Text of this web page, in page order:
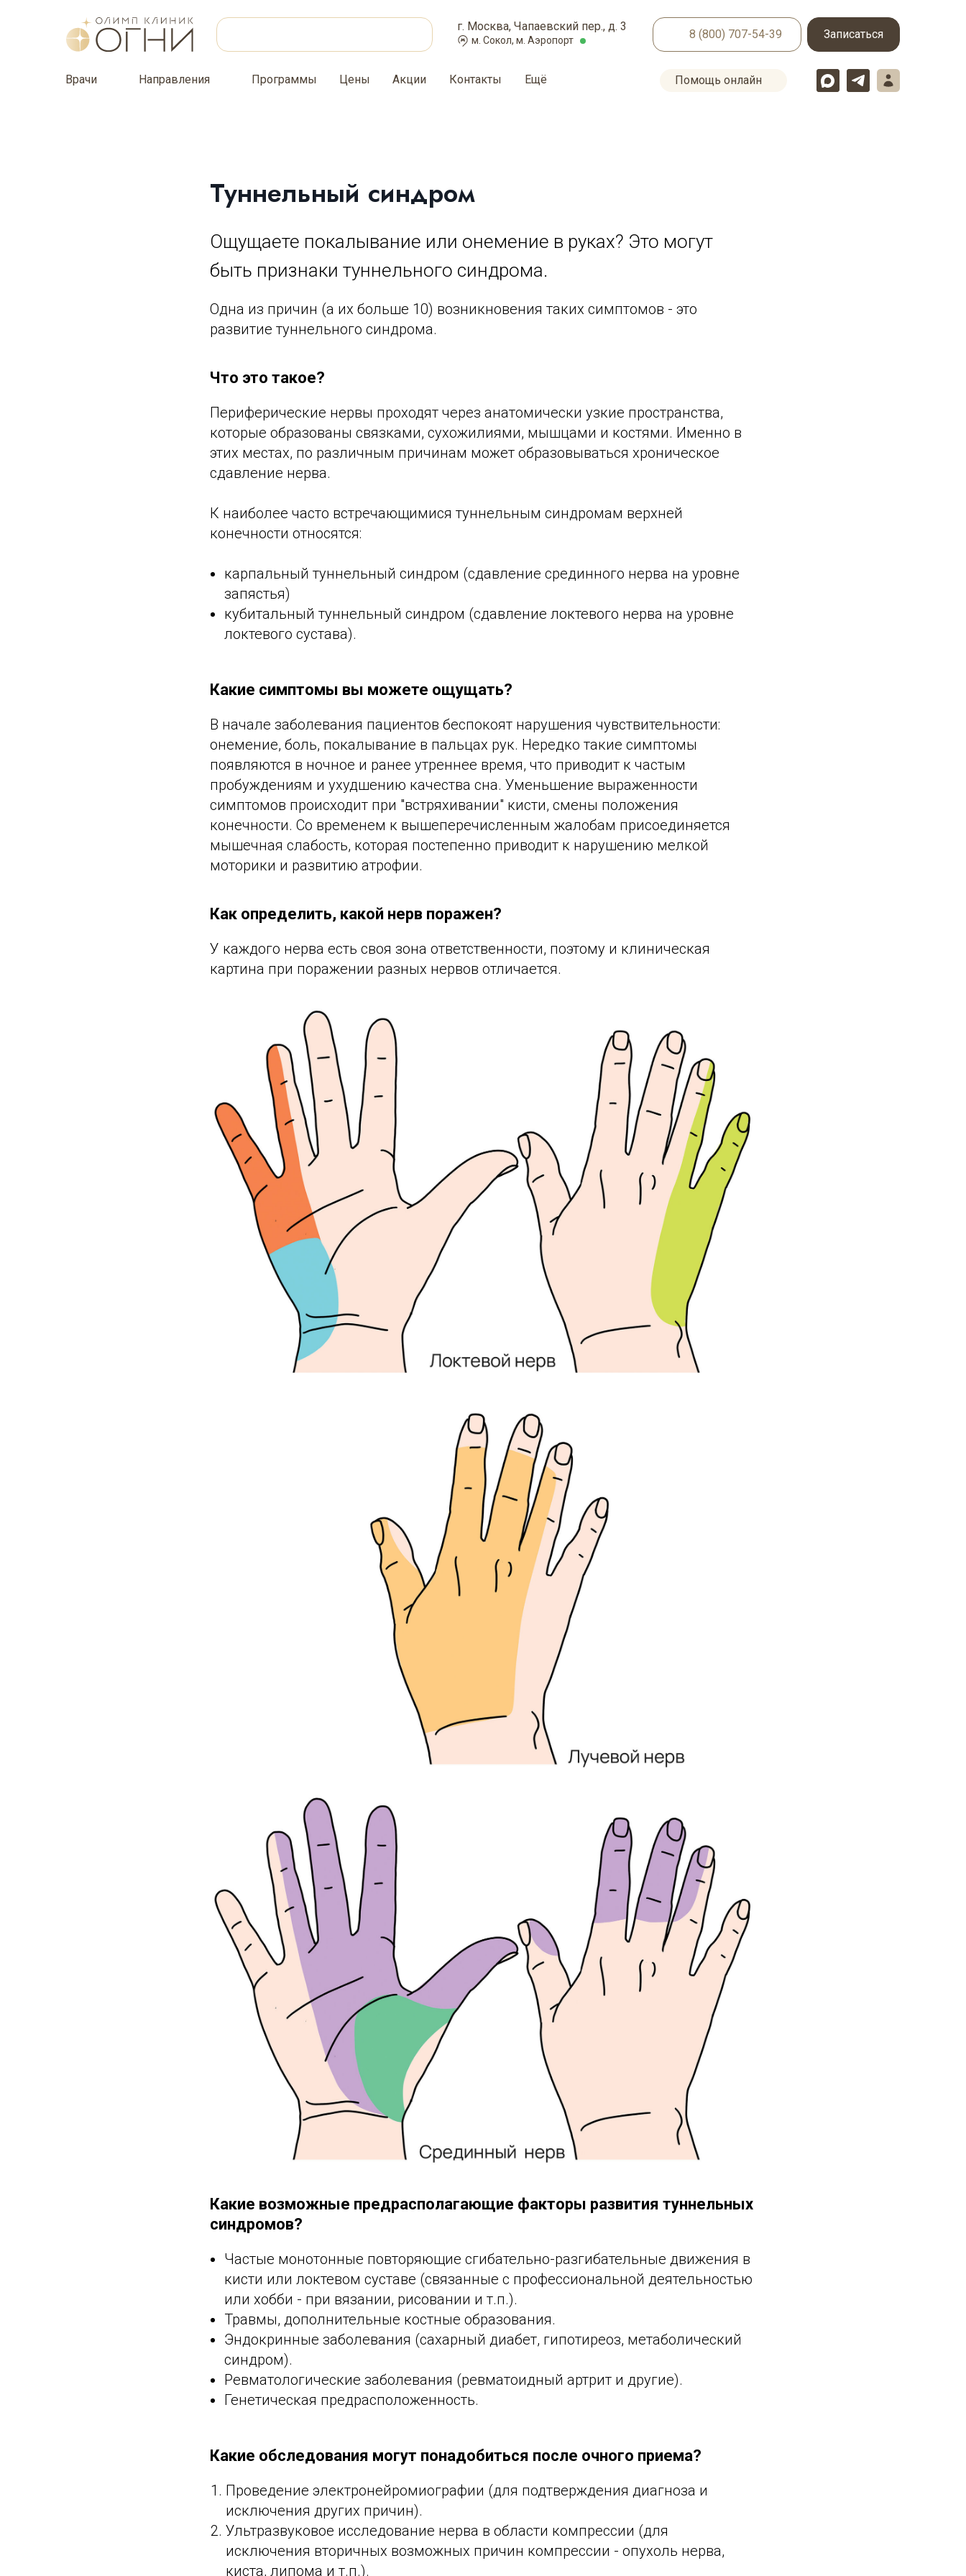
Записаться
8 (800) 707-54-39
Ещё
Контакты
Акции
Цены
Программы
Направления
Врачи Помощь онлайн
м. Сокол, м. Аэропорт
г. Москва, Чапаевский пер., д. 3
Туннельный синдром
Ощущаете покалывание или онемение в руках? Это могут
быть признаки туннельного синдрома.
Одна из причин (а их больше 10) возникновения таких симптомов - это
развитие туннельного синдрома.
Что это такое?
Периферические нервы проходят через анатомически узкие пространства,
которые образованы связками, сухожилиями, мышцами и костями. Именно в
этих местах, по различным причинам может образовываться хроническое
сдавление нерва.
К наиболее часто встречающимися туннельным синдромам верхней
конечности относятся:
карпальный туннельный синдром (сдавление срединного нерва на уровне
запястья)
кубитальный туннельный синдром (сдавление локтевого нерва на уровне
локтевого сустава).
Какие симптомы вы можете ощущать?
В начале заболевания пациентов беспокоят нарушения чувствительности:
онемение, боль, покалывание в пальцах рук. Нередко такие симптомы
появляются в ночное и ранее утреннее время, что приводит к частым
пробуждениям и ухудшению качества сна. Уменьшение выраженности
симптомов происходит при "встряхивании" кисти, смены положения
конечности. Со временем к вышеперечисленным жалобам присоединяется
мышечная слабость, которая постепенно приводит к нарушению мелкой
моторики и развитию атрофии.
Как определить, какой нерв поражен?
У каждого нерва есть своя зона ответственности, поэтому и клиническая
картина при поражении разных нервов отличается.
Какие возможные предрасполагающие факторы развития туннельных
синдромов?
Частые монотонные повторяющие сгибательно-разгибательные движения в
кисти или локтевом суставе (связанные с профессиональной деятельностью
или хобби - при вязании, рисовании и т.п.).
Травмы, дополнительные костные образования.
Эндокринные заболевания (сахарный диабет, гипотиреоз, метаболический
синдром).
Ревматологические заболевания (ревматоидный артрит и другие).
Генетическая предрасположенность.
Какие обследования могут понадобиться после очного приема?
Проведение электронейромиографии (для подтверждения диагноза и
исключения других причин).
Ультразвуковое исследование нерва в области компрессии (для
исключения вторичных возможных причин компрессии - опухоль нерва,
киста, липома и т.п.).